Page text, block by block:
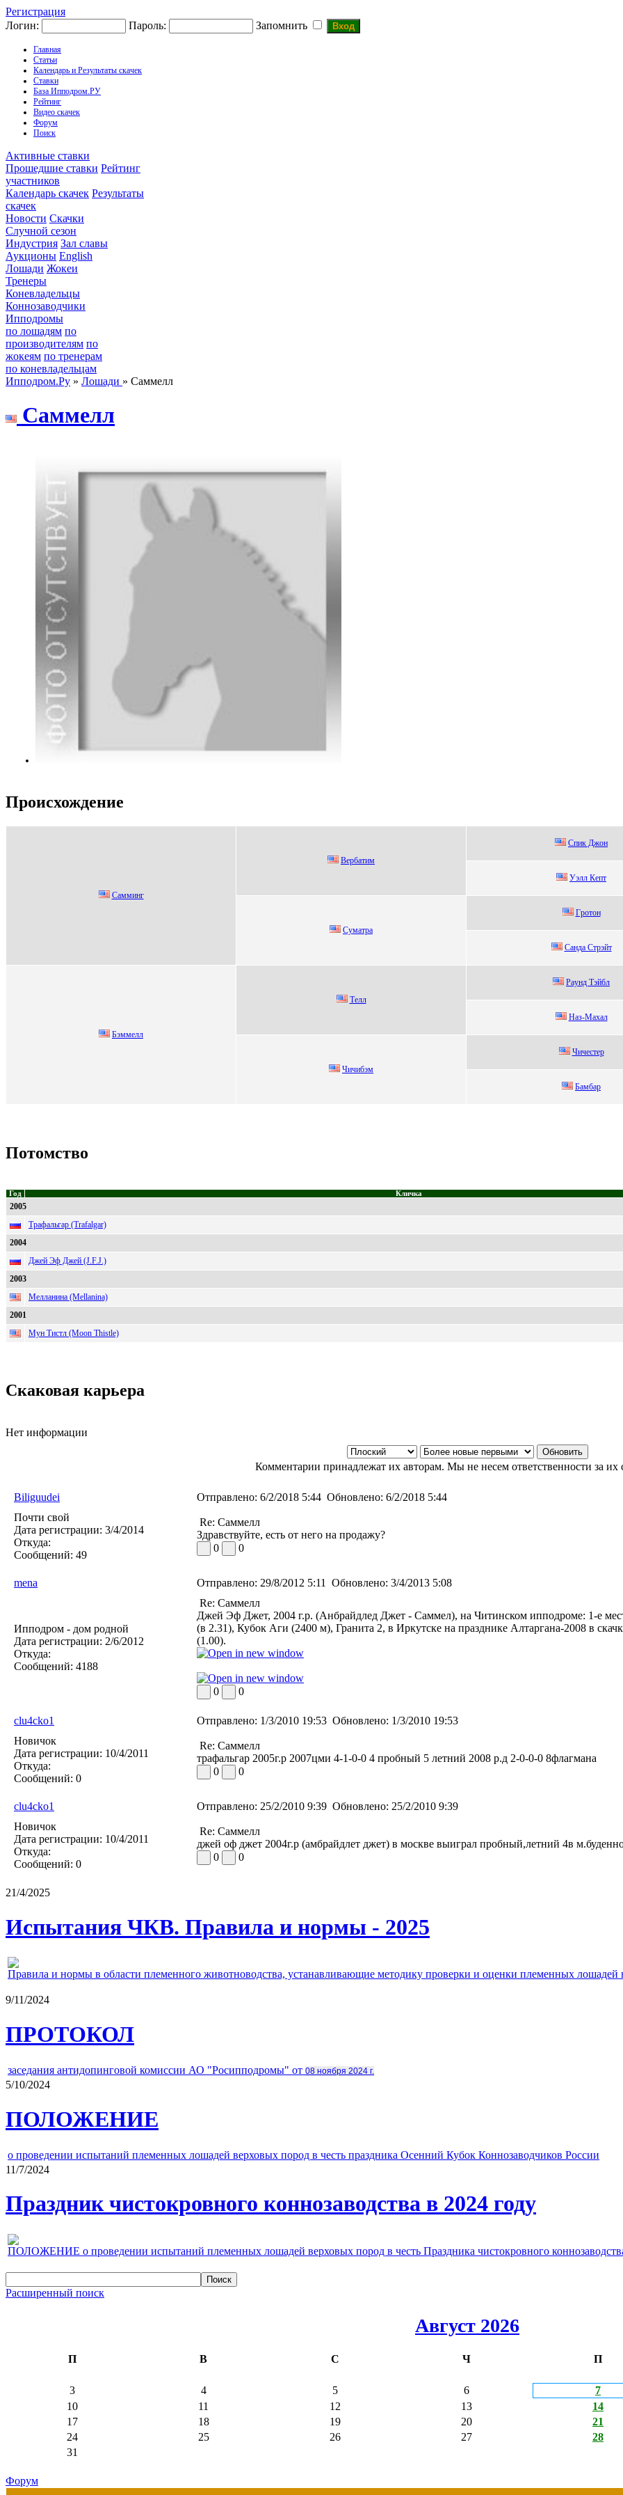
Регистрация
Логин:
Пароль: Запомнить
Главная
Статьи
Календарь и Результаты скачек
Ставки
База Ипподром.РУ
Рейтинг
Видео скачек
Форум
Поиск
Активные ставки
Прошедшие ставки Рейтинг
участников
Календарь скачек Результаты
скачек
Новости Скачки
Случной сезон
Индустрия Зал славы
Аукционы English
Лошади Жокеи
Тренеры
Коневладельцы
Коннозаводчики
Ипподромы
по лошадям по
производителям по
жокеям по тренерам
по коневладельцам
Ипподром.Ру » Лошади » Саммелл
Саммелл
Происхождение
Cамминг
Вepбaтим
Cпик Джон
Уэлл Кепт
Cуматpа
Гpотон
Сaндa Стpэйт
Бэммeлл
Тeлл
Рaунд Tэйбл
Наз-Mахал
Чичибэм
Чичестер
Бамбаp
Потомство
Год Кличка
2005
Трафальгар (Trafalgar)
2004
Джей Эф Джей (J.F.J.)
2003
Мелланина (Mellanina)
2001
Мун Тистл (Moon Thistle)
Скаковая карьера
Нет информации
Комментарии принадлежат их авторам. Мы не несем ответственности за их
Biliguudei Отправлено: 6/2/2018 5:44 Обновлено: 6/2/2018 5:44
Почти свой
Дата регистрации: 3/4/2014
Откуда:
Сообщений: 49
Re: Саммелл
Здравствуйте, есть от него на продажу?
0
0
mena Отправлено: 29/8/2012 5:11 Обновлено: 3/4/2013 5:08
Ипподром - дом родной
Дата регистрации: 2/6/2012
Откуда:
Сообщений: 4188
Re: Саммелл
Джей Эф Джет, 2004 г.р. (Анбрайдлед Джет - Саммел), на Читинском ипподроме: 1-е
(в 2.31), Кубок Аги (2400 м), Гранита 2, в Иркутске на празднике Алтаргана-2008 в
(1.00).
0 0
clu4cko1 Отправлено: 1/3/2010 19:53 Обновлено: 1/3/2010 19:53
Новичок
Дата регистрации: 10/4/2011
Откуда:
Сообщений: 0
Re: Саммелл
трафальгар 2005г.р 2007цми 4-1-0-0 4 пробный 5 летний 2008 р.д 2-0-0-0 8флагмана
0
0
clu4cko1 Отправлено: 25/2/2010 9:39 Обновлено: 25/2/2010 9:39
Новичок
Дата регистрации: 10/4/2011
Откуда:
Сообщений: 0
Re: Саммелл
джей оф джет 2004г.р (амбрайдлет джет) в москве выиграл пробный,летний 4в
0
0
21/4/2025
Испытания ЧКВ. Правила и нормы - 2025
Правила и нормы в области племенного животноводства, устанавливающие методику проверки и оценки племенных
9/11/2024
ПРОТОКОЛ
заседания антидопинговой комиссии АО "Росипподромы" от 08 ноября 2024 г.
5/10/2024
ПОЛОЖЕНИЕ
о проведении испытаний племенных лошадей верховых пород в честь праздника Осенний Кубок Коннозаводчиков России
11/7/2024
Праздник чистокровного коннозаводства в 2024 году
ПОЛОЖЕНИЕ о проведении испытаний племенных лошадей верховых пород в честь Праздника чистокровного
Расширенный поиск
Август 2026
П В С Ч П
3
4 5 6 7
10
11 12 13 14
17
18 19 20 21
24
25 26 27 28
31
Форум